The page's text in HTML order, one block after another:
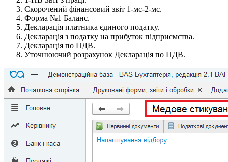
Скорочений фінансовий звіт 1-мс-2-мс.
Форма №1 Баланс.
Декларація платника єдиного податку.
Декларація з податку на прибуток підприємства.
Декларація по ПДВ.
Уточнюючий розрахунок Декларація по ПДВ.